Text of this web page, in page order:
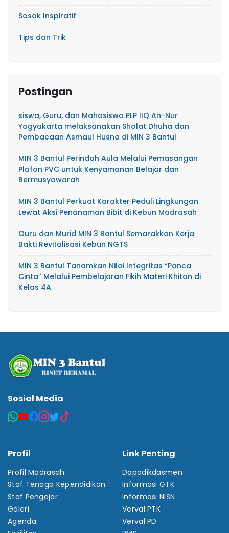
Sosok Inspiratif
Tips dan Trik
Postingan
siswa, Guru, dan Mahasiswa PLP IIQ An-Nur
Yogyakarta melaksanakan Sholat Dhuha dan
Pembacaan Asmaul Husna di MIN 3 Bantul
MIN 3 Bantul Perindah Aula Melalui Pemasangan
Plafon PVC untuk Kenyamanan Belajar dan
Bermusyawarah
MIN 3 Bantul Perkuat Karakter Peduli Lingkungan
Lewat Aksi Penanaman Bibit di Kebun Madrasah
Guru dan Murid MIN 3 Bantul Semarakkan Kerja
Bakti Revitalisasi Kebun NGTS
MIN 3 Bantul Tanamkan Nilai Integritas “Panca
Cinta” Melalui Pembelajaran Fikih Materi Khitan di
Kelas 4A
Sosial Media
Profil
Profil Madrasah
Staf Tenaga Kependidikan
Staf Pengajar
Galeri
Agenda
Link Penting
Dapodikdasmen
Informasi GTK
Informasi NISN
Verval PTK
Verval PD